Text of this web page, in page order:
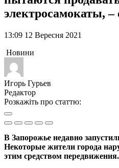
электросамокаты,
13:09 12 Вересня 2021
Новини
Игорь Гурьев
Редактор
Розкажіть про статтю:
В Запорожье недавно
Некоторые жители города
этим средством передвижения.